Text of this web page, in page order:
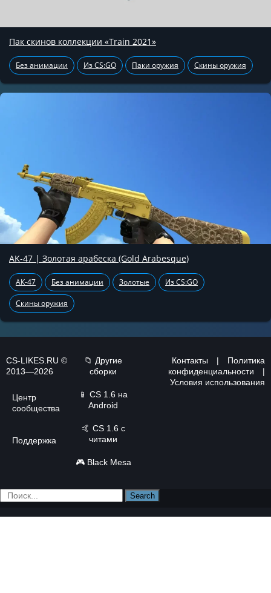
Пак скинов коллекции «Train 2021»
Без анимации Из CS:GO Паки оружия Скины оружия
AK-47 | Золотая арабеска (Gold Arabesque)
АК-47 Без анимации Золотые Из CS:GO
Скины оружия
CS-LIKES.RU ©
2013—2026
Центр
сообщества
Поддержка
📁 Другие
сборки
📱 CS 1.6 на
Android
🤙 CS 1.6 с
читами
🎮 Black Mesa
Контакты |
Политика
конфиденциальности
|
Условия использования
Search